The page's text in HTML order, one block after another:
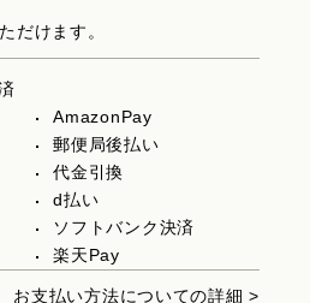
だけます。
AmazonPay
郵便局後払い
代金引換
d払い
ソフトバンク決済
楽天Pay
お支払い方法についての詳細 >